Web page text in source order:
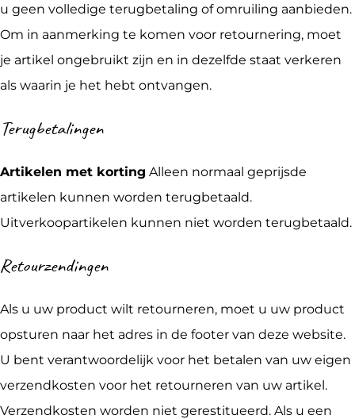
u geen volledige terugbetaling of omruiling aanbieden.
Om in aanmerking te komen voor retournering, moet
je artikel ongebruikt zijn en in dezelfde staat verkeren
als waarin je het hebt ontvangen.
Terugbetalingen
Artikelen met korting Alleen normaal geprijsde
artikelen kunnen worden terugbetaald.
Uitverkoopartikelen kunnen niet worden terugbetaald.
Retourzendingen
Als u uw product wilt retourneren, moet u uw product
opsturen naar het adres in de footer van deze website.
U bent verantwoordelijk voor het betalen van uw eigen
verzendkosten voor het retourneren van uw artikel.
Verzendkosten worden niet gerestitueerd. Als u een